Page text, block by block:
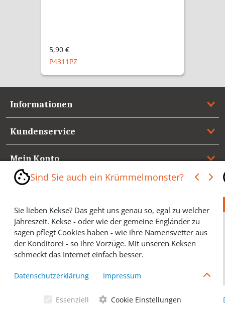
Schlüssellochrosette A4311PZ
Informationen
Kundenservice
Mein Konto
Referenzen
Medienspiegel & Presseinformationen
*** Vertrag widerrufen ***
Sind Sie auch ein Krümmelmonster?
Sie lieben Kekse? Das geht uns genau so, egal zu welcher
Jahreszeit. Kekse - oder wie der gemeine Engländer zu
sagen pflegt Cookies haben - wie ihre Namensvetter aus
der Konditorei - so ihre Vorzüge. Mit unseren Keksen
schmeckt das Internet einfach besser.
Cookies helfen Ihnen, Ihre gewünschten Artikel schneller
Werbung sparen und selbstverständlich anonyme
Statistiken erstellen (#Ehrensache). Deshalb schmecken
Datenschutzerklärung Impressum
Essenziell Cookie Einstellungen